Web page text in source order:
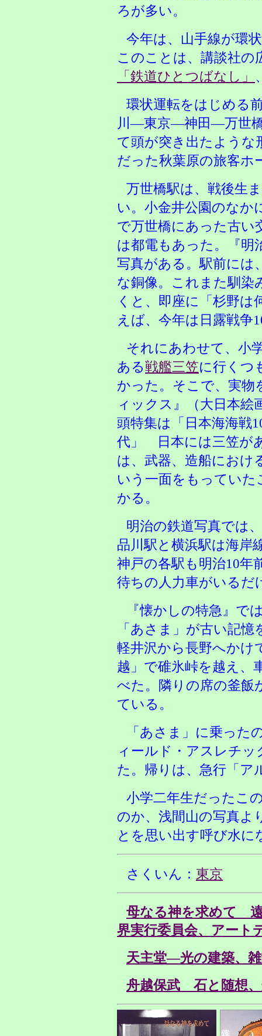
ろが多い。
今年は、山手線が環
このことは、講談社の
「鉄道ひとつばなし」
環状運転をはじめる
川—東京—神田—万世
て頭が突き出たような
だった秋葉原の旅客ホ
万世橋駅は、戦後生
い。小金井公園のなか
で万世橋にあった古い
は都電もあった。『明
写真がある。駅前には
な銅像。これまた馴染
くと、即座に「杉野
えば、今年は日露戦争
それにあわせて、小
ある戦艦三笠に行くつ
かった。そこで、実
ィックス』（大日本絵
頭特集は「日本海海戦
代」 日本には三笠が
は、武器、造船におけ
いう一面をもってい
かる。
明治の鉄道写真では
品川駅と横浜駅は海岸
神戸の各駅も明治10年
待ちの人力車がいるだ
『懐かしの特急』で
「あさま」が古い記
軽井沢から長野へかけ
越」で碓氷峠を越え、
べた。隣りの席の釜飯
ている。
「あさま」に乗った
ィールド・アスレチ
た。帰りは、急行「ア
小学二年生だったこ
のか、浅間山の写真よ
とを思い出す呼び水に
さくいん： 東京
母なる神を求めて
界実行委員会、アート
天主堂—光の建築、
舟越保武 石と随想、